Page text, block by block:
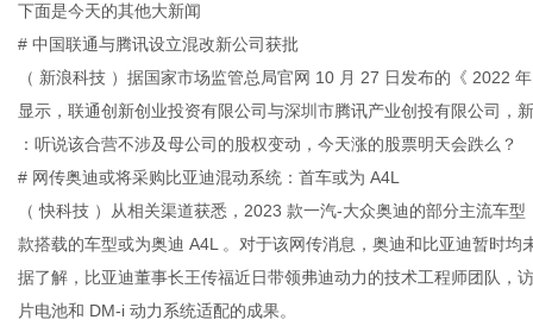
下面是今天的其他大新闻
# 中国联通与腾讯设立混改新公司获批
（ 新浪科技 ）据国家市场监管总局官网 10 月 27 日发布的《 2022
显示，联通创新创业投资有限公司与深圳市腾讯产业创投有限公司，
：听说该合营不涉及母公司的股权变动，今天涨的股票明天会跌么？
# 网传奥迪或将采购比亚迪混动系统：首车或为 A4L
（ 快科技 ）从相关渠道获悉，2023 款一汽-大众奥迪的部分主流车
款搭载的车型或为奥迪 A4L 。对于该网传消息，奥迪和比亚迪暂时均
据了解，比亚迪董事长王传福近日带领弗迪动力的技术工程师团队，
片电池和 DM-i 动力系统适配的成果。